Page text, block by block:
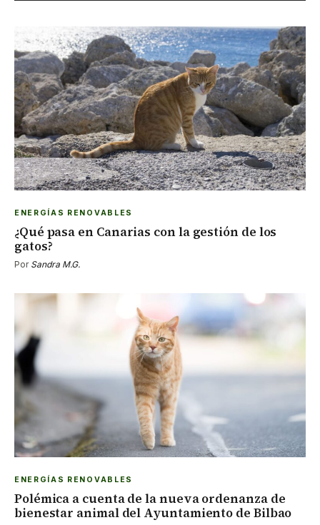
ENERGÍAS RENOVABLES
¿Qué pasa en Canarias con la gestión de los
gatos?
Por Sandra M.G.
ENERGÍAS RENOVABLES
Polémica a cuenta de la nueva ordenanza de
bienestar animal del Ayuntamiento de Bilbao